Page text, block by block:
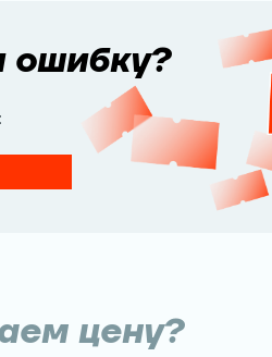
ошибку?
цену?